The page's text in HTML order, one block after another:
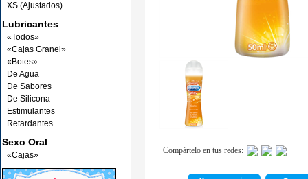
XS (Ajustados)
Lubricantes
«Todos»
«Cajas Granel»
«Botes»
De Agua
De Sabores
De Silicona
Estimulantes
Retardantes
Sexo Oral
«Cajas» Compártelo en tus redes: